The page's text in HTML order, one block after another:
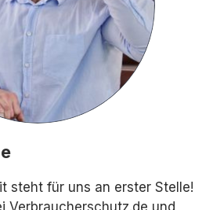
steht für uns an erster Stelle!